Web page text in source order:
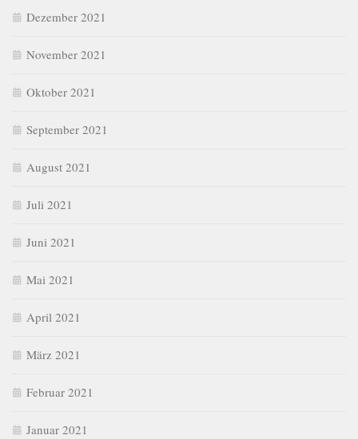
Dezember 2021
November 2021
Oktober 2021
September 2021
August 2021
Juli 2021
Juni 2021
Mai 2021
April 2021
März 2021
Februar 2021
Januar 2021